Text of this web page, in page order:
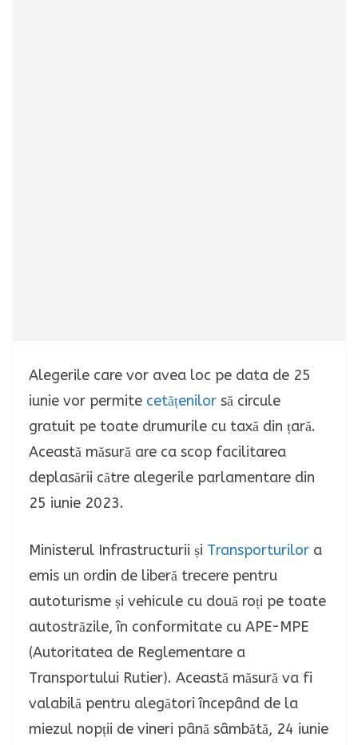
Alegerile care vor avea loc pe data de 25
iunie vor permite cetățenilor să circule
gratuit pe toate drumurile cu taxă din țară.
Această măsură are ca scop facilitarea
deplasării către alegerile parlamentare din
25 iunie 2023.
Ministerul Infrastructurii și Transporturilor a
emis un ordin de liberă trecere pentru
autoturisme și vehicule cu două roți pe toate
autostrăzile, în conformitate cu APE-MPE
(Autoritatea de Reglementare a
Transportului Rutier). Această măsură va fi
valabilă pentru alegători începând de la
miezul nopții de vineri până sâmbătă, 24 iunie